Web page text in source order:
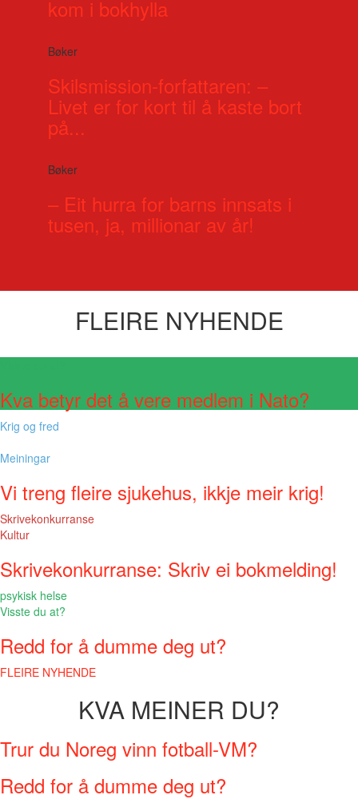
kom i bokhylla
Bøker
Skilsmission-forfattaren: –
Livet er for kort til å kaste bort
på...
Bøker
– Eit hurra for barns innsats i
tusen, ja, millionar av år!
FLEIRE NYHENDE
Kva betyr det å vere medlem i Nato?
Krig og fred
Meiningar
Vi treng fleire sjukehus, ikkje meir krig!
Skrivekonkurranse
Kultur
Skrivekonkurranse: Skriv ei bokmelding!
psykisk helse
Visste du at?
Redd for å dumme deg ut?
FLEIRE NYHENDE
KVA MEINER DU?
Trur du Noreg vinn fotball-VM?
Redd for å dumme deg ut?